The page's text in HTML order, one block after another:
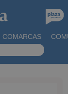
COMARCAS